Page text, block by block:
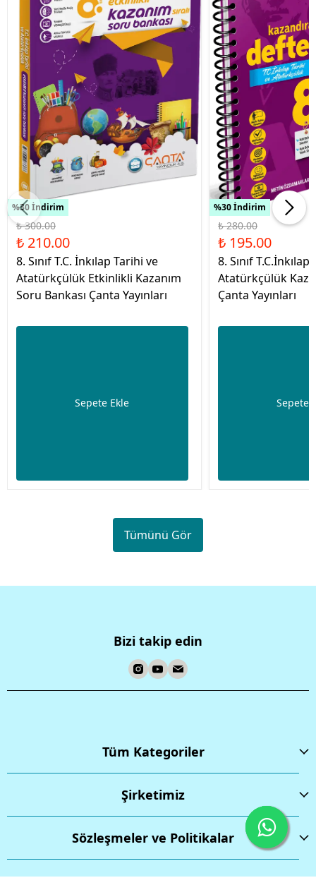
%30 İndirim
₺ 300.00
₺ 210.00
8. Sınıf T.C. İnkılap Tarihi ve
Atatürkçülük Etkinlikli Kazanım
Soru Bankası Çanta Yayınları
Sepete Ekle
%30 İndirim
₺ 280.00
₺ 195.00
8. Sınıf
Atatürkçülük
Çanta Yayınları
Sepete
Tümünü Gör
Bizi takip edin
Tüm Kategoriler
Şirketimiz
Sözleşmeler ve Politikalar